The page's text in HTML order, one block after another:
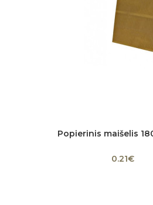
Dydžio
Popierinis maišelis
0.21€